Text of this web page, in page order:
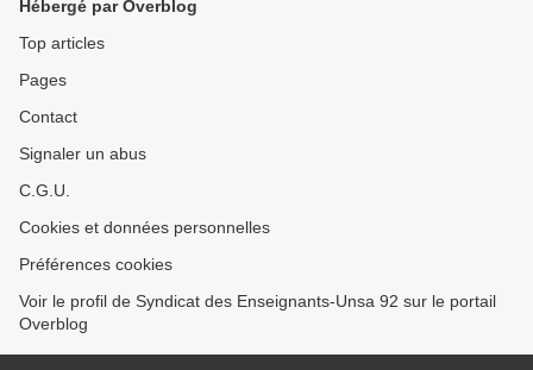
Hébergé par Overblog
Top articles
Pages
Contact
Signaler un abus
C.G.U.
Cookies et données personnelles
Préférences cookies
Voir le profil de Syndicat des Enseignants-Unsa 92 sur le portail
Overblog